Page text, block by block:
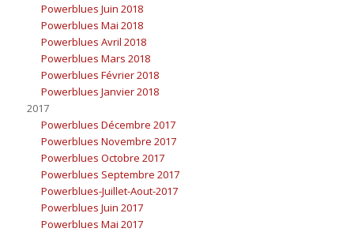
Powerblues Juin 2018
Powerblues Mai 2018
Powerblues Avril 2018
Powerblues Mars 2018
Powerblues Février 2018
Powerblues Janvier 2018
2017
Powerblues Décembre 2017
Powerblues Novembre 2017
Powerblues Octobre 2017
Powerblues Septembre 2017
Powerblues-Juillet-Aout-2017
Powerblues Juin 2017
Powerblues Mai 2017